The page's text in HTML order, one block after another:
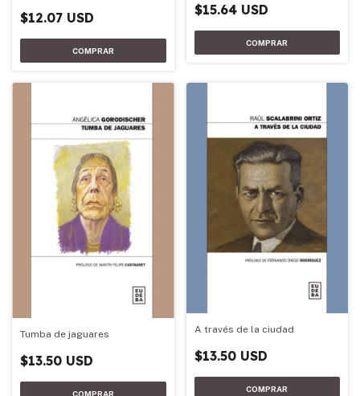
$12.07 USD
$15.64 USD
Tumba de jaguares
$13.50 USD
A través de la ciudad
$13.50 USD